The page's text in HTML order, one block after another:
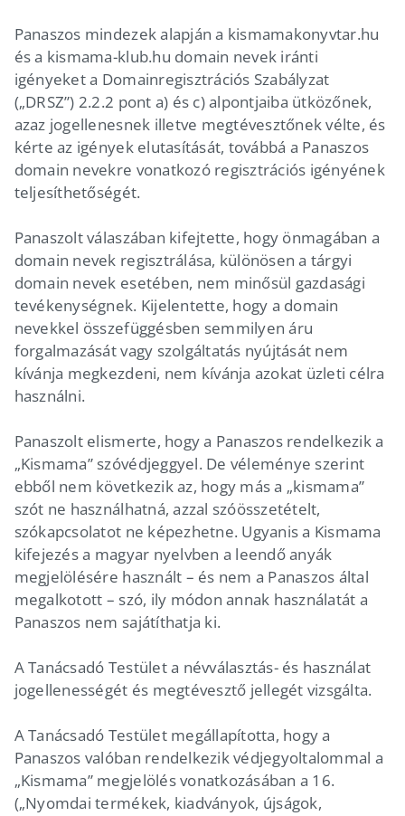
Panaszos mindezek alapján a kismamakonyvtar.hu
és a kismama-klub.hu domain nevek iránti
igényeket a Domainregisztrációs Szabályzat
(„DRSZ”) 2.2.2 pont a) és c) alpontjaiba ütközőnek,
azaz jogellenesnek illetve megtévesztőnek vélte, és
kérte az igények elutasítását, továbbá a Panaszos
domain nevekre vonatkozó regisztrációs igényének
teljesíthetőségét.
Panaszolt válaszában kifejtette, hogy önmagában a
domain nevek regisztrálása, különösen a tárgyi
domain nevek esetében, nem minősül gazdasági
tevékenységnek. Kijelentette, hogy a domain
nevekkel összefüggésben semmilyen áru
forgalmazását vagy szolgáltatás nyújtását nem
kívánja megkezdeni, nem kívánja azokat üzleti célra
használni.
Panaszolt elismerte, hogy a Panaszos rendelkezik a
„Kismama” szóvédjeggyel. De véleménye szerint
ebből nem következik az, hogy más a „kismama”
szót ne használhatná, azzal szóösszetételt,
szókapcsolatot ne képezhetne. Ugyanis a Kismama
kifejezés a magyar nyelvben a leendő anyák
megjelölésére használt – és nem a Panaszos által
megalkotott – szó, ily módon annak használatát a
Panaszos nem sajátíthatja ki.
A Tanácsadó Testület a névválasztás- és használat
jogellenességét és megtévesztő jellegét vizsgálta.
A Tanácsadó Testület megállapította, hogy a
Panaszos valóban rendelkezik védjegyoltalommal a
„Kismama” megjelölés vonatkozásában a 16.
(„Nyomdai termékek, kiadványok, újságok,